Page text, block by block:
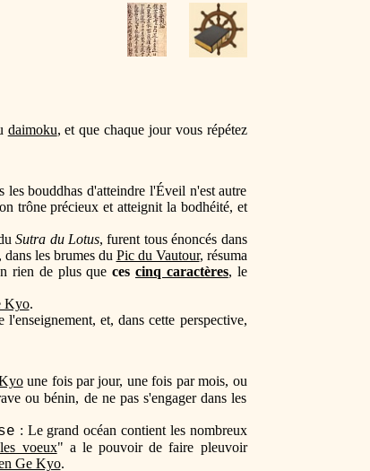
daimoku, et que chaque jour vous répétez
bouddhas d'atteindre l'Éveil n'est autre
trône précieux et atteignit la bodhéité, et
Sutra du Lotus, furent tous énoncés dans
dans les brumes du Pic du Vautour, résuma
rien de plus queces cinq caractères, le
Kyo.
et, dans cette perspective,
une fois par jour, une fois par mois, ou
ou bénin, de ne pas s'engager dans les
: Le grand océan contient les nombreux
voeux" a le pouvoir de faire pleuvoir
Ge Kyo.